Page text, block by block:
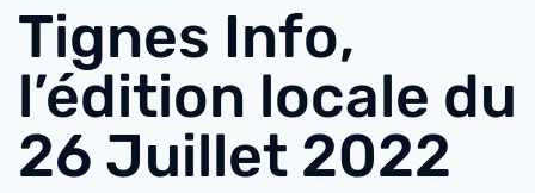
Tignes Info,
l’édition locale du
26 Juillet 2022